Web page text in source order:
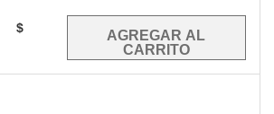
$